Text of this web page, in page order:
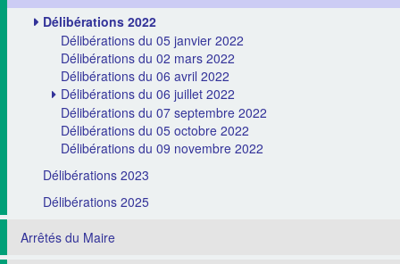
Délibérations 2022
Délibérations du 05 janvier 2022
Délibérations du 02 mars 2022
Délibérations du 06 avril 2022
Délibérations du 06 juillet 2022
Délibérations du 07 septembre 2022
Délibérations du 05 octobre 2022
Délibérations du 09 novembre 2022
Délibérations 2023
Délibérations 2025
Arrêtés du Maire